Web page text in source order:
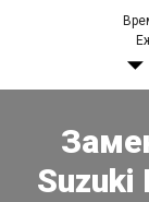
Suzuki